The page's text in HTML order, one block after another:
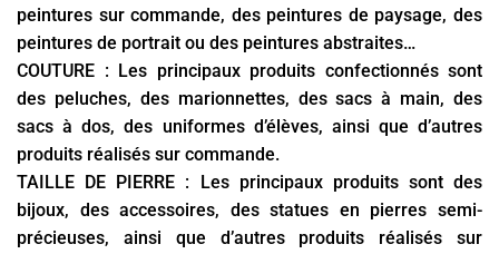
peintures sur commande, des peintures de paysage, des
peintures de portrait ou des peintures abstraites…
COUTURE : Les principaux produits confectionnés sont
des peluches, des marionnettes, des sacs à main, des
sacs à dos, des uniformes d’élèves, ainsi que d’autres
produits réalisés sur commande.
TAILLE DE PIERRE : Les principaux produits sont des
bijoux, des accessoires, des statues en pierres semi-
précieuses, ainsi que d’autres produits réalisés sur